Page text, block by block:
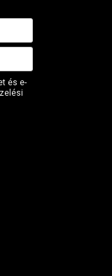
és e-